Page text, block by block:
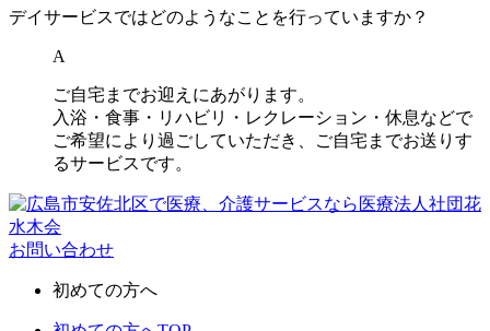
デイサービスではどのようなことを行っていますか？
A
ご自宅までお迎えにあがります。
入浴・食事・リハビリ・レクレーション・休息などで
ご希望により過ごしていただき、ご自宅までお送りす
るサービスです。
お問い合わせ
初めての方へ